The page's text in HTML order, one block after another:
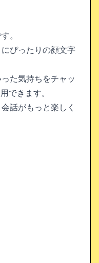
。
ぴったりの顔文字
た気持ちをチャッ
できます。
話がもっと楽しく